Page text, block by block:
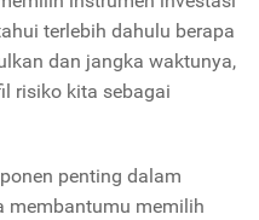
terlebih dahulu berapa
dan jangka waktunya,
risiko kita sebagai
penting dalam
membantumu memilih